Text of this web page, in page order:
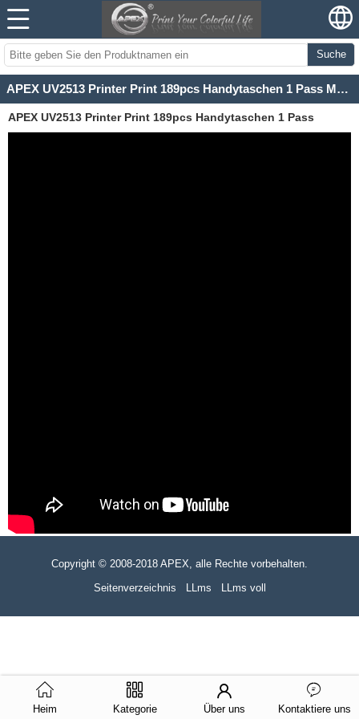
Suche
APEX UV2513 Printer Print 189pcs Handytaschen 1 Pass Massenproduktion Weihnachtsgeschenke
APEX UV2513 Printer Print 189pcs Handytaschen 1 Pass
Copyright © 2008-2018 APEX, alle Rechte vorbehalten.
Seitenverzeichnis
LLms LLms voll
Heim Kategorie Über uns Kontaktiere uns